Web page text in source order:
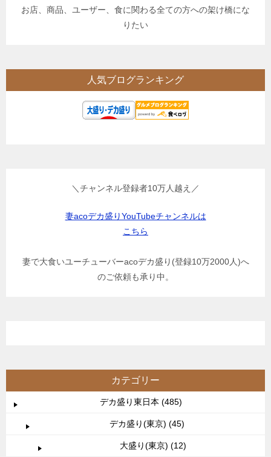
お店、商品、ユーザー、食に関わる全ての方への架け橋にな
りたい
人気ブログランキング
＼チャンネル登録者10万人越え／
妻acoデカ盛りYouTubeチャンネルは
こちら
妻で大食いユーチューバーacoデカ盛り(登録10万2000人)へ
のご依頼も承り中。
カテゴリー
デカ盛り東日本 (485)
デカ盛り(東京) (45)
大盛り(東京) (12)